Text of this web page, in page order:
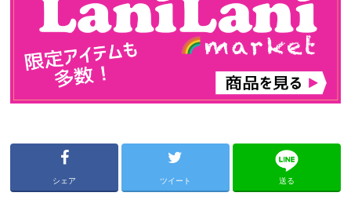
シェア ツイート 送る